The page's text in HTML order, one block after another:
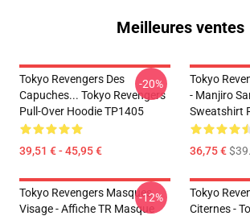
Meilleures ventes
Tokyo Revengers Des
Capuches... Tokyo Revengers
Pull-Over Hoodie TP1405
39,51 € - 45,95 €
-20%
Tokyo
- Manjiro
Sweatshirt
36,75 €
Tokyo Revengers Masques
Visage - Affiche TR Masque
-12%
Tokyo
Citernes -